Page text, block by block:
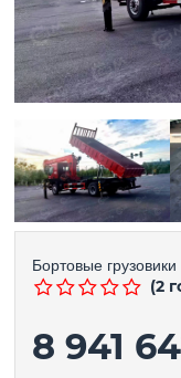
Бортовые грузовики
(2
8 941